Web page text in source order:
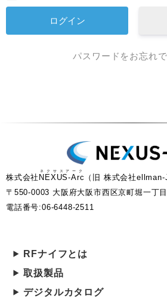
パスワードをお忘れ
株式会社 NEXUS-Arc
ネクサスアーク
（旧 株式会社ellman-
〒550-0003 大阪府大阪市西区京町堀一丁
電話番号:06-6448-2511
RFナイフとは
取扱製品
デジタルカタログ